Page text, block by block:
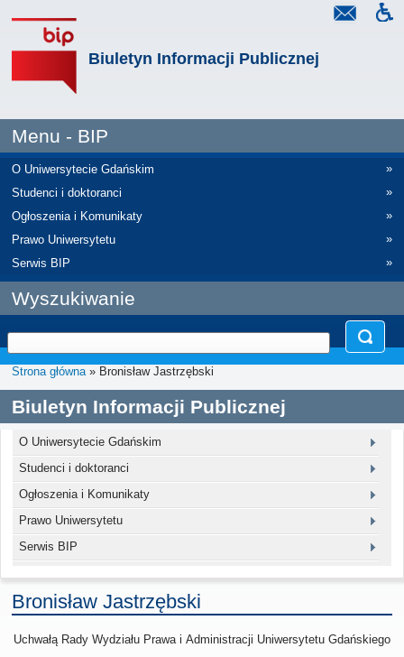
Biuletyn Informacji Publicznej
Menu - BIP
O Uniwersytecie Gdańskim
»
Studenci i doktoranci
»
Ogłoszenia i Komunikaty
»
Prawo Uniwersytetu
»
Serwis BIP
»
Wyszukiwanie
Strona główna» Bronisław Jastrzębski
Biuletyn Informacji Publicznej
O Uniwersytecie Gdańskim
Studenci i doktoranci
Ogłoszenia i Komunikaty
Prawo Uniwersytetu
Serwis BIP
Bronisław Jastrzębski
Uchwałą Rady Wydziału Prawa i Administracji Uniwersytetu Gdańskiego